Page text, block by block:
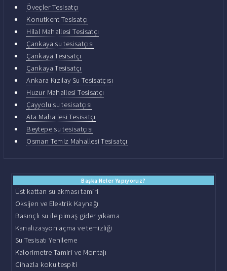
Öveçler Tesisatçı
Konutkent Tesisatçı
Hilal Mahallesi Tesisatçı
Çankaya su tesisatçısı
Çankaya Tesisatçı
Çankaya Tesisatçı
Ankara Kızılay Su Tesisatçısı
Huzur Mahallesi Tesisatçı
Çayyolu su tesisatçısı
Ata Mahallesi Tesisatçı
Beytepe su tesisatçısı
Osman Temiz Mahallesi Tesisatçı
Başka Neler Yapıyoruz?
Üst kattan su akması tamiri
Oksijen ve Elektrik Kaynağı
Basınçlı su ile pimaş gider yıkama
Kanalizasyon açma ve temizliği
Su Tesisatı Yenileme
Kalorimetre Tamiri ve Montajı
Cihazla koku tespiti